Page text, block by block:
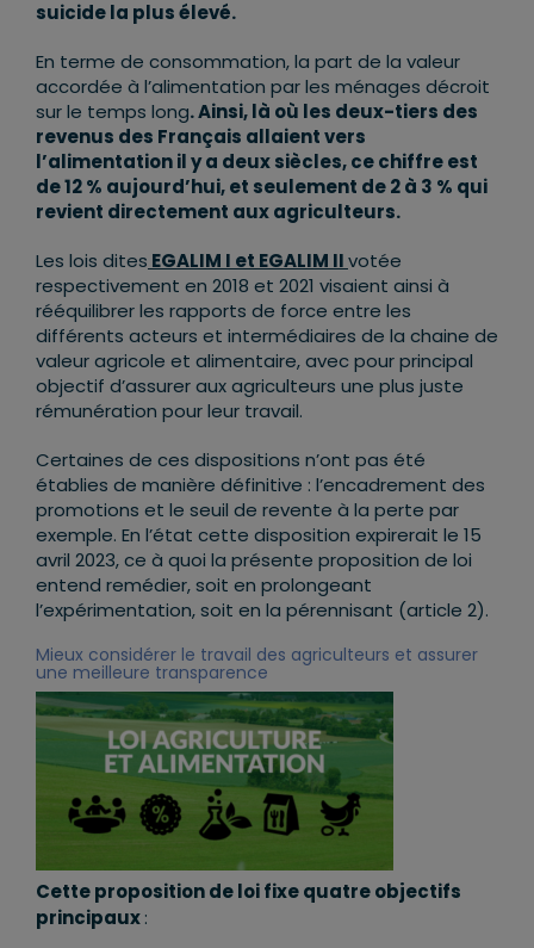
suicide la plus élevé.
En terme de consommation, la part de la valeur
accordée à l’alimentation par les ménages décroit
sur le temps long. Ainsi, là où les deux-tiers des
revenus des Français allaient vers
l’alimentation il y a deux siècles, ce chiffre est
de 12 % aujourd’hui, et seulement de 2 à 3 % qui
revient directement aux agriculteurs.
Les lois dites EGALIM I et EGALIM IIvotée
respectivement en 2018 et 2021 visaient ainsi à
rééquilibrer les rapports de force entre les
différents acteurs et intermédiaires de la chaine de
valeur agricole et alimentaire, avec pour principal
objectif d’assurer aux agriculteurs une plus juste
rémunération pour leur travail.
Certaines de ces dispositions n’ont pas été
établies de manière définitive : l’encadrement des
promotions et le seuil de revente à la perte par
exemple. En l’état cette disposition expirerait le 15
avril 2023, ce à quoi la présente proposition de loi
entend remédier, soit en prolongeant
l’expérimentation, soit en la pérennisant (article 2).
Mieux considérer le travail des agriculteurs et assurer
une meilleure transparence
Cette proposition de loi fixe quatre objectifs
principaux: